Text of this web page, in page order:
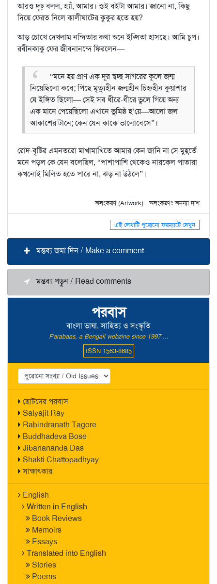
পরবাস
বাংলা ভাষা, সাহিত্য ও সংস্কৃতি
Parabaas, a Bengali webzine since 1997 ...
ISSN 1563-8685
ছোটদের পরবাস
Satyajit Ray
Rabindranath Tagore
Buddhadeva Bose
Jibanananda Das
Shakti Chattopadhyay
সাক্ষাৎকার
English
Written in English
Book Reviews
Memoirs
Essays
Translated into English
Stories
Poems
আরও দৃঢ় বলল, হ্যাঁ, আমার। ওই বইটা আমার। জানো না, কিছু
দিয়ে ফেরত নিলে কালীঘাটের কুকুর হতে হয়?
আড় চোখে দেখলাম নন্দিতার কথা শুনে ইপ্সিতা হাসছে। আমি চুপ।
রবীনকাকু ফের জীবনানন্দে ফিরলেন—
“মনে হয় প্রাণ এক দূর স্বচ্ছ সাগরের কূলে জন্ম
নিয়েছিলো কবে; পিছে মৃত্যুহীন জন্মহীন চিহ্নহীন কুয়াশার
যে ইঙ্গিত ছিলো— সেই সব ধীরে-ধীরে ভুলে গিয়ে অন্য
এক মানে পেয়েছিলো এখানে ভূমিষ্ঠ হ’য়ে—আলো জল
আকাশের টানে; কেন যেন কাকে ভালোবেসে”।
রোদ-বৃষ্টির এমনতরো মাখামাখিতে আমার কেন জানি না সে মুহূর্তে
মনে পড়ল কে যেন বলেছিল, “পাশাপাশি থেকেও নারকেল পাতারা
কখনোই মিলিত হতে পারে না, ঝড় না উঠলে”।
অলংকরণ (Artwork) : অলংকরণঃ অনন্যা দাশ
এই লেখাটি পুরোনো ফরম্যাটে দেখুন
মন্তব্য জমা দিন / Make a comment
মন্তব্য পড়ুন / Read comments